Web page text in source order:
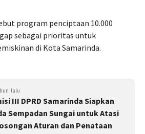
program penciptaan 10.000
sebagai prioritas untuk
di Kota Samarinda.
lalu
III DPRD Samarinda Siapkan
Sempadan Sungai untuk Atasi
Aturan dan Penataan